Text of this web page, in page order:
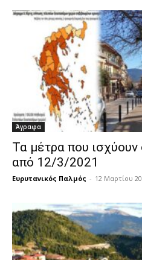
Άγραφα
Τα μέτρα που ισχύουν
από 12/3/2021
Ευρυτανικός Παλμός - 12 Μαρτίου